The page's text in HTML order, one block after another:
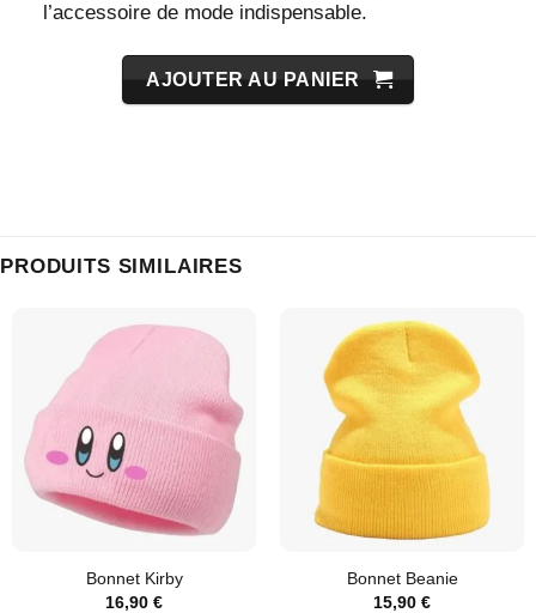
l’accessoire de mode indispensable.
AJOUTER AU PANIER
PRODUITS SIMILAIRES
Bonnet Kirby
16,90 €
Bonnet Beanie
15,90 €